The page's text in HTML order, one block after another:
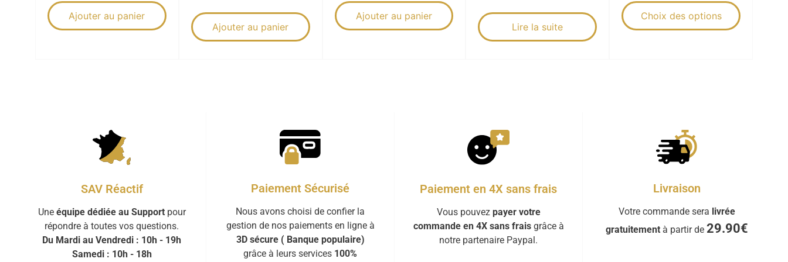
Ajouter au panier
Ajouter au panier
Ajouter au panier
Lire la suite
Choix des options
SAV Réactif
Une équipe dédiée au Supportpour
répondre à toutes vos questions.
Du Mardi au Vendredi : 10h - 19h
Samedi : 10h - 18h
Paiement Sécurisé
Nous avons choisi de confier la
gestion de nos paiements en ligne à
3D sécure ( Banque populaire)
grâce à leurs services 100%
Paiement en 4X sans frais
Vous pouvez payer votre
commande en 4X sans fraisgrâce à
notre partenaire Paypal.
Livraison
Votre commande sera livrée
gratuitementà partir de 29.90€